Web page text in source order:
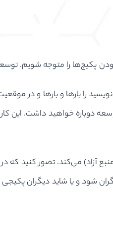
پکیج‌ها را متوجه شویم.
را بارها و بارها و در
دوباره خواهید داشت. این
آزاد) می‌کند. تصور کنید که
شود و یا شاید دیگران